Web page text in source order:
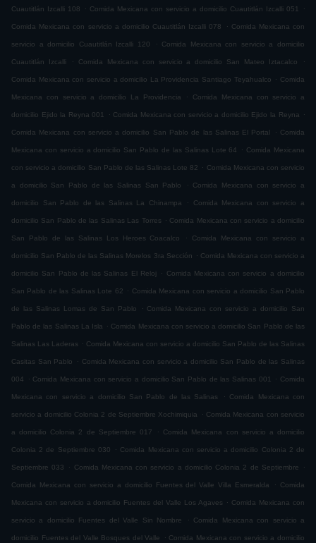
Cuautitlán Izcalli 108 . Comida Mexicana con servicio a domicilio Cuautitlán Izcalli 051 .
Comida Mexicana con servicio a domicilio Cuautitlán Izcalli 078 . Comida Mexicana con
servicio a domicilio Cuautitlán Izcalli 120 . Comida Mexicana con servicio a domicilio
Cuautitlán Izcalli . Comida Mexicana con servicio a domicilio San Mateo Iztacalco .
Comida Mexicana con servicio a domicilio La Providencia Santiago Teyahualco . Comida
Mexicana con servicio a domicilio La Providencia . Comida Mexicana con servicio a
domicilio Ejido la Reyna 001 . Comida Mexicana con servicio a domicilio Ejido la Reyna .
Comida Mexicana con servicio a domicilio San Pablo de las Salinas El Portal . Comida
Mexicana con servicio a domicilio San Pablo de las Salinas Lote 64 . Comida Mexicana
con servicio a domicilio San Pablo de las Salinas Lote 82 . Comida Mexicana con servicio
a domicilio San Pablo de las Salinas San Pablo . Comida Mexicana con servicio a
domicilio San Pablo de las Salinas La Chinampa . Comida Mexicana con servicio a
domicilio San Pablo de las Salinas Las Torres . Comida Mexicana con servicio a domicilio
San Pablo de las Salinas Los Heroes Coacalco . Comida Mexicana con servicio a
domicilio San Pablo de las Salinas Morelos 3ra Sección . Comida Mexicana con servicio a
domicilio San Pablo de las Salinas El Reloj . Comida Mexicana con servicio a domicilio
San Pablo de las Salinas Lote 62 . Comida Mexicana con servicio a domicilio San Pablo
de las Salinas Lomas de San Pablo . Comida Mexicana con servicio a domicilio San
Pablo de las Salinas La Isla . Comida Mexicana con servicio a domicilio San Pablo de las
Salinas Las Laderas . Comida Mexicana con servicio a domicilio San Pablo de las Salinas
Casitas San Pablo . Comida Mexicana con servicio a domicilio San Pablo de las Salinas
004 . Comida Mexicana con servicio a domicilio San Pablo de las Salinas 001 . Comida
Mexicana con servicio a domicilio San Pablo de las Salinas . Comida Mexicana con
servicio a domicilio Colonia 2 de Septiembre Xochimiquia . Comida Mexicana con servicio
a domicilio Colonia 2 de Septiembre 017 . Comida Mexicana con servicio a domicilio
Colonia 2 de Septiembre 030 . Comida Mexicana con servicio a domicilio Colonia 2 de
Septiembre 033 . Comida Mexicana con servicio a domicilio Colonia 2 de Septiembre .
Comida Mexicana con servicio a domicilio Fuentes del Valle Villa Esmeralda . Comida
Mexicana con servicio a domicilio Fuentes del Valle Los Agaves . Comida Mexicana con
servicio a domicilio Fuentes del Valle Sin Nombre . Comida Mexicana con servicio a
domicilio Fuentes del Valle Bosques del Valle . Comida Mexicana con servicio a domicilio